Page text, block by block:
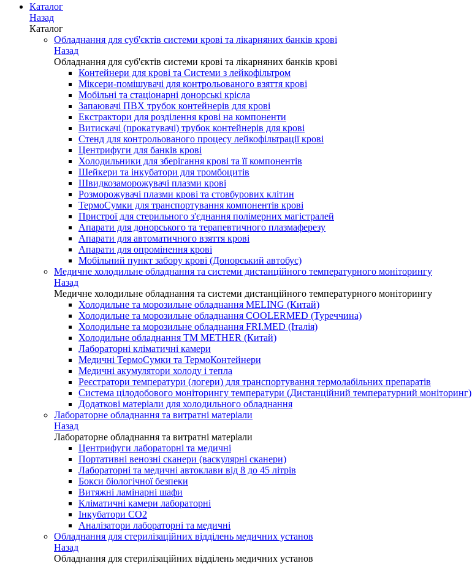
Каталог
Назад
Каталог
Обладнання для суб'єктів системи крові та лікарняних банків крові
Назад
Обладнання для суб'єктів системи крові та лікарняних банків крові
Контейнери для крові та Системи з лейкофільтром
Міксери-помішувачі для контрольованого взяття крові
Мобільні та стаціонарні донорські крісла
Запаювачі ПВХ трубок контейнерів для крові
Екстрактори для розділення крові на компоненти
Витискачі (прокатувачі) трубок контейнерів для крові
Стенд для контрольованого процесу лейкофільтрації крові
Центрифуги для банків крові
Холодильники для зберігання крові та її компонентів
Шейкери та інкубатори для тромбоцитів
Швидкозаморожувачі плазми крові
Розморожувачі плазми крові та стовбурових клітин
ТермоСумки для транспортування компонентів крові
Пристрої для стерильного з'єднання полімерних магістралей
Апарати для донорського та терапевтичного плазмаферезу
Апарати для автоматичного взяття крові
Апарати для опромінення крові
Мобільний пункт забору крові (Донорський автобус)
Медичне холодильне обладнання та системи дистанційного температурного моніторингу
Назад
Медичне холодильне обладнання та системи дистанційного температурного моніторингу
Холодильне та морозильне обладнання MELING (Китай)
Холодильне та морозильне обладнання COOLERMED (Туреччина)
Холодильне та морозильне обладнання FRI.MED (Італія)
Холодильне обладнання TM METHER (Китай)
Лабораторні кліматичні камери
Медичні ТермоСумки та ТермоКонтейнери
Медичні акумулятори холоду і тепла
Реєстратори температури (логери) для транспортування термолабільних препаратів
Система цілодобового моніторингу температури (Дистанційний температурний моніторинг)
Додаткові матеріали для холодильного обладнання
Лабораторне обладнання та витратні матеріали
Назад
Лабораторне обладнання та витратні матеріали
Центрифуги лабораторні та медичні
Портативні венозні сканери (васкулярні сканери)
Лабораторні та медичні автоклави від 8 до 45 літрів
Бокси біологічної безпеки
Витяжні ламінарні шафи
Кліматичні камери лабораторні
Інкубатори СО2
Аналізатори лабораторні та медичні
Обладнання для стерилізаційних відділень медичних установ
Назад
Обладнання для стерилізаційних відділень медичних установ